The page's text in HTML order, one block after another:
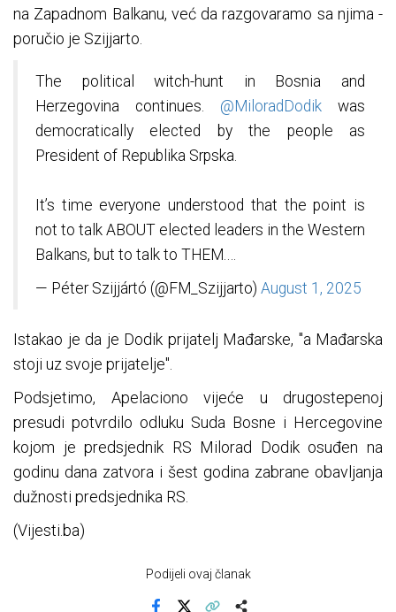
na Zapadnom Balkanu, već da razgovaramo sa njima -
poručio je Szijjarto.
The political witch-hunt in Bosnia and
Herzegovina continues. @MiloradDodik was
democratically elected by the people as
President of Republika Srpska.
It’s time everyone understood that the point is
not to talk ABOUT elected leaders in the Western
Balkans, but to talk to THEM.…
— Péter Szijjártó (@FM_Szijjarto) August 1, 2025
Istakao je da je Dodik prijatelj Mađarske, "a Mađarska
stoji uz svoje prijatelje".
Podsjetimo, Apelaciono vijeće u drugostepenoj
presudi potvrdilo odluku Suda Bosne i Hercegovine
kojom je predsjednik RS Milorad Dodik osuđen na
godinu dana zatvora i šest godina zabrane obavljanja
dužnosti predsjednika RS.
(Vijesti.ba)
Podijeli ovaj članak